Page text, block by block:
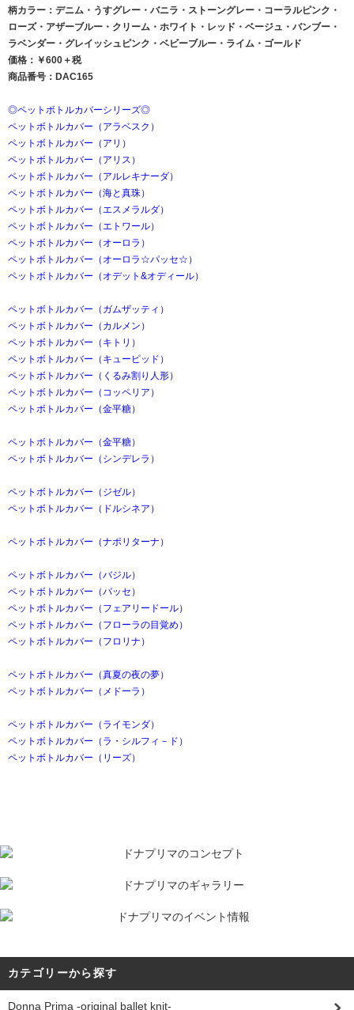
柄カラー：デニム・うすグレー・バニラ・ストーングレー・コーラルピンク・
ローズ・アザーブルー・クリーム・ホワイト・レッド・ベージュ・バンブー・
ラベンダー・グレイッシュピンク・ベビーブルー・ライム・ゴールド
価格：￥600＋税
商品番号：DAC165
◎ペットボトルカバーシリーズ◎
ペットボトルカバー（アラベスク）
ペットボトルカバー（アリ）
ペットボトルカバー（アリス）
ペットボトルカバー（アルレキナーダ）
ペットボトルカバー（海と真珠）
ペットボトルカバー（エスメラルダ）
ペットボトルカバー（エトワール）
ペットボトルカバー（オーロラ）
ペットボトルカバー（オーロラ☆パッセ☆）
ペットボトルカバー（オデット&オディール）
ペットボトルカバー（ガムザッティ）
ペットボトルカバー（カルメン）
ペットボトルカバー（キトリ）
ペットボトルカバー（キューピッド）
ペットボトルカバー（くるみ割り人形）
ペットボトルカバー（コッペリア）
ペットボトルカバー（金平糖）
ペットボトルカバー（金平糖）
ペットボトルカバー（シンデレラ）
ペットボトルカバー（ジゼル）
ペットボトルカバー（ドルシネア）
ペットボトルカバー（ナポリターナ）
ペットボトルカバー（バジル）
ペットボトルカバー（パッセ）
ペットボトルカバー（フェアリードール）
ペットボトルカバー（フローラの目覚め）
ペットボトルカバー（フロリナ）
ペットボトルカバー（真夏の夜の夢）
ペットボトルカバー（メドーラ）
ペットボトルカバー（ライモンダ）
ペットボトルカバー（ラ・シルフィ－ド）
ペットボトルカバー（リーズ）
カテゴリーから探す
Donna Prima -original ballet knit-